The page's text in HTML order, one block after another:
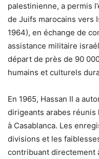
palestinienne, a permis
de Juifs marocains vers
1964), en échange de
assistance militaire
départ de près de 90
humains et culturels
En 1965, Hassan II a
dirigeants arabes réunis
à Casablanca. Les
divisions et les
contribuant directement